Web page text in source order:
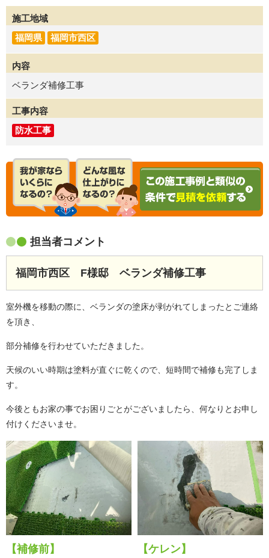
施工地域
福岡県
福岡市西区
内容
ベランダ補修工事
工事内容
防水工事
担当者コメント
福岡市西区 F様邸 ベランダ補修工事
室外機を移動の際に、ベランダの塗床が剥がれてしまったとご連絡
を頂き、
部分補修を行わせていただきました。
天候のいい時期は塗料が直ぐに乾くので、短時間で補修も完了しま
す。
今後ともお家の事でお困りごとがございましたら、何なりとお申し
付けくださいませ。
【補修前】 【ケレン】